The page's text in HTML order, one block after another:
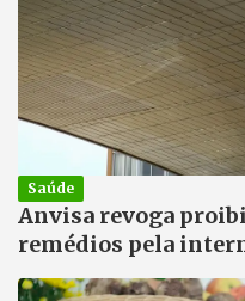
Saúde
Anvisa revoga
remédios pela